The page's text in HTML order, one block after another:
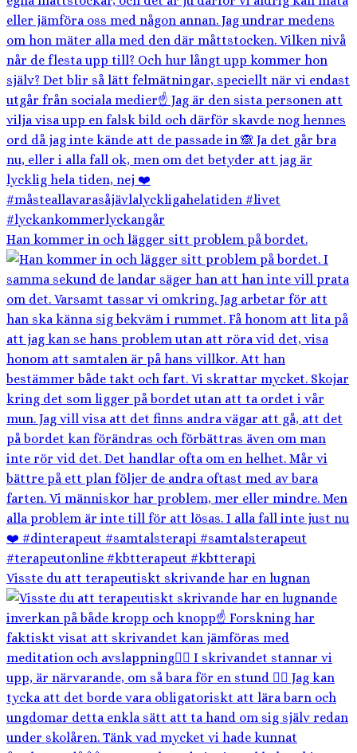
Han kommer in och lägger sitt problem på bordet.
Visste du att terapeutiskt skrivande har en lugnan